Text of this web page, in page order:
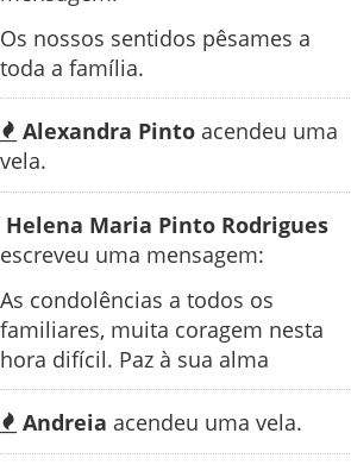
Os nossos sentidos pêsames a
toda a família.
Alexandra Pinto acendeu uma
vela.
Helena Maria Pinto Rodrigues
escreveu uma mensagem:
As condolências a todos os
familiares, muita coragem nesta
hora difícil. Paz à sua alma
Andreia acendeu uma vela.